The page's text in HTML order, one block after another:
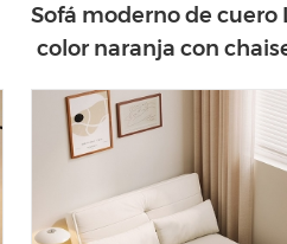
Sofá moderno de cuero
color naranja con